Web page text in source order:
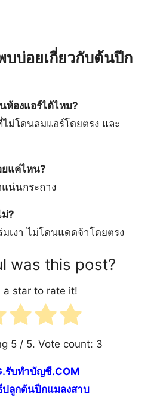
บบ่อยเกี่ยวกับต้นปีก
ห้องแอร์ได้ไหม?
ม่โดนลมแอร์โดยตรง และ
ยแค่ไหน?
น่นกระถาง
?
เงา ไม่โดนแดดจ้าโดยตรง
was this post?
a star to rate it!
5 / 5. Vote count: 3
รับทำบัญชี.COM
ปลูกต้นปีกแมลงสาบ